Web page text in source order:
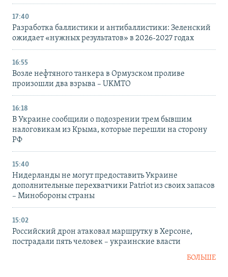
17:40
Разработка баллистики и антибаллистики: Зеленский
ожидает «нужных результатов» в 2026-2027 годах
16:55
Возле нефтяного танкера в Ормузском проливе
произошли два взрыва – UKMTO
16:18
В Украине сообщили о подозрении трем бывшим
налоговикам из Крыма, которые перешли на сторону
РФ
15:40
Нидерланды не могут предоставить Украине
дополнительные перехватчики Patriot из своих запасов
– Минобороны страны
15:02
Российский дрон атаковал маршрутку в Херсоне,
пострадали пять человек – украинские власти
БОЛЬШЕ